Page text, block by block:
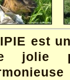
est
jolie